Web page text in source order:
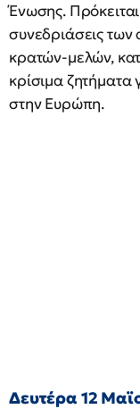
Ένωσης. Πρόκειται
συνεδριάσεις
κρατών-μελών,
κρίσιμα ζητήματα
στην Ευρώπη.
Δευτέρα 12